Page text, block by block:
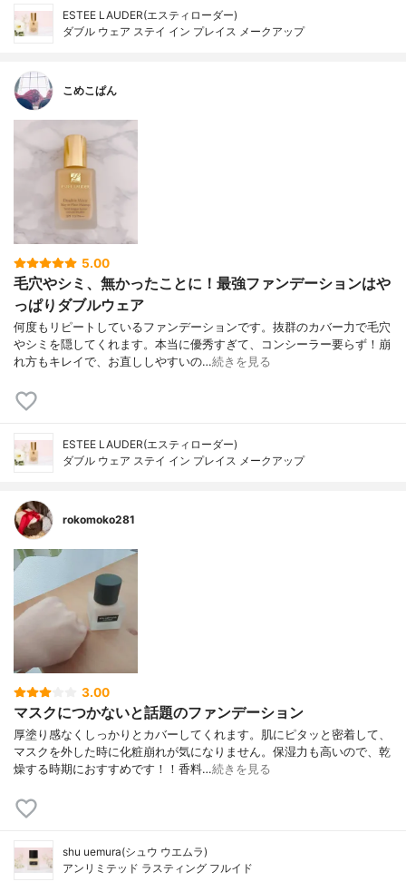
ESTEE LAUDER(エスティローダー)
ダブル ウェア ステイ イン プレイス メークアップ
こめこぱん
5.00
毛穴やシミ、無かったことに！最強ファンデーションはや
っぱりダブルウェア
何度もリピートしているファンデーションです。抜群のカバー力で毛穴
やシミを隠してくれます。本当に優秀すぎて、コンシーラー要らず！崩
れ方もキレイで、お直ししやすいの…続きを見る
ESTEE LAUDER(エスティローダー)
ダブル ウェア ステイ イン プレイス メークアップ
rokomoko281
3.00
マスクにつかないと話題のファンデーション
厚塗り感なくしっかりとカバーしてくれます。肌にピタッと密着して、
マスクを外した時に化粧崩れが気になりません。保湿力も高いので、乾
燥する時期におすすめです！！香料…続きを見る
shu uemura(シュウ ウエムラ)
アンリミテッド ラスティング フルイド